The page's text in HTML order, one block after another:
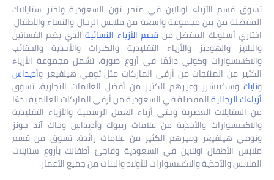
تسوق قسم الأزياء اونلاين في متجر نون السعودية واختر ستايلاتك
المفضلة من بين مجموعة واسعة من ملابس الرجال والنساء والأطفال.
اختاري أسلوبك المفضل من قسم الأزياء النسائية الذي يضم الفساتين
والبلايز والهوديز والأزياء التقليدية والكنزات والأحذية والحقائب
والاكسسوارات وكوني دائمًا في أروع صورة. تشمل مجموعة الأزياء
الكثير من المنتجات من أرقى الماركات مثل تومي هيلفيغر وأديداس
ونايك وسكيتشرز وغيرهم الكثير من أفضل العلامات التجارية. تسوق
أزياءك الرجاليةالمفضلة في السعودية من أرقى الماركات العالمية بدءًا
من الستايلات العصرية وحتى أزياء العمل الرسمية والأزياء التقليدية
والاكسسوارات والأحذية من علامات ريبوك وأديداس وجاك آند جونز
وتومي هيلفيغر وغيرهم الكثير من علامات رائدة. تسوق من قسم
ملابس الأطفال اونلاين في السعودية وفاجئ أطفالك بأروع ستايلات
الملابس والأحذية والاكسسوارات للأولاد والبنات من جميع الأعمار.